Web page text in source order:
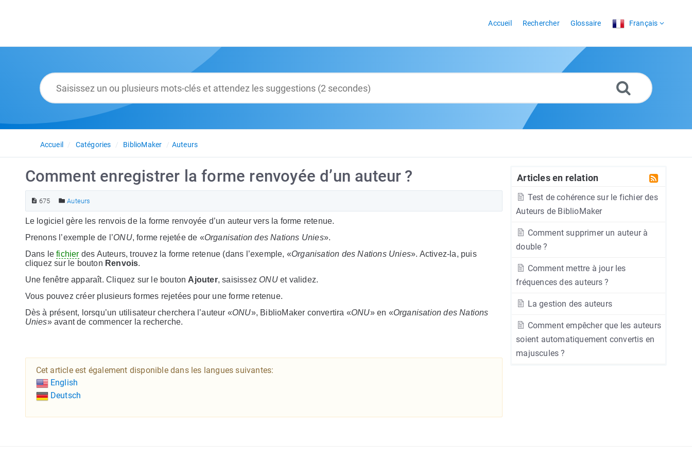
Accueil Rechercher Glossaire Français
Accueil Catégories BiblioMaker Auteurs
Articles en relation
Test de cohérence sur le fichier des
Auteurs de BiblioMaker
Comment supprimer un auteur à
double ?
Comment mettre à jour les
fréquences des auteurs ?
La gestion des auteurs
Comment empêcher que les auteurs
soient automatiquement convertis en
majuscules ?
Comment enregistrer la forme renvoyée d’un auteur ?
675 Auteurs
Le logiciel gère les renvois de la forme renvoyée d’un auteur vers la forme retenue.
Prenons l’exemple de l’ONU, forme rejetée de «Organisation des Nations Unies».
Dans lefichier des Auteurs, trouvez la forme retenue (dans l’exemple, «Organisation des Nations Unies». Activez-la, puis
cliquez sur le bouton Renvois.
Une fenêtre apparaît. Cliquez sur le bouton Ajouter, saisissez ONUet validez.
Vous pouvez créer plusieurs formes rejetées pour une forme retenue.
Dès à présent, lorsqu’un utilisateur cherchera l’auteur «ONU», BiblioMaker convertira «ONU» en «Organisation des Nations
Unies» avant de commencer la recherche.
Cet article est également disponible dans les langues suivantes:
English
Deutsch